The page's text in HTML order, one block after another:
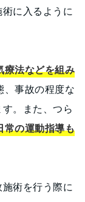
に入るように
療法などを組み
、事故の程度な
。また、つら
常の運動指導も
術を行う際に